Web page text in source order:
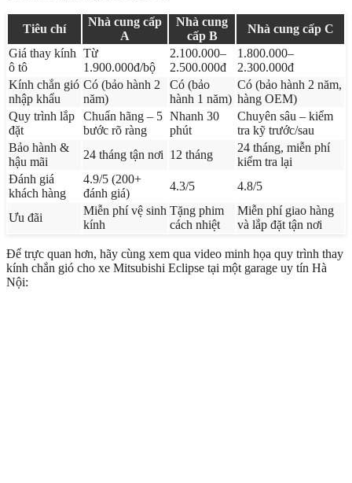
Tiêu chí
Nhà cung cấp
A
Nhà cung
cấp B
Nhà cung cấp C
Giá thay kính
ô tô
Từ
1.900.000đ/bộ
2.100.000–
2.500.000đ
1.800.000–
2.300.000đ
Kính chắn gió
nhập khẩu
Có (bảo hành 2
năm)
Có (bảo
hành 1 năm)
Có (bảo hành 2 năm,
hàng OEM)
Quy trình lắp
đặt
Chuẩn hãng – 5
bước rõ ràng
Nhanh 30
phút
Chuyên sâu – kiểm
tra kỹ trước/sau
Bảo hành &
hậu mãi
24 tháng tận nơi 12 tháng
24 tháng, miễn phí
kiểm tra lại
Đánh giá
khách hàng
4.9/5 (200+
đánh giá)
4.3/5 4.8/5
Ưu đãi
Miễn phí vệ sinh
kính
Tặng phim
cách nhiệt
Miễn phí giao hàng
và lắp đặt tận nơi
Để trực quan hơn, hãy cùng xem qua video minh họa quy trình thay
kính chắn gió cho xe Mitsubishi Eclipse tại một garage uy tín Hà
Nội: